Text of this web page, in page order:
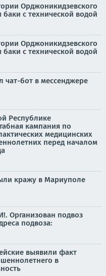
Орджоникидзевского
с технической водой
Орджоникидзевского
с технической водой
бот в мессенджере
Республике
кампания по
медицинских
перед началом
кражу в Мариуполе
Организован подвоз
подвоза:
выявили факт
в